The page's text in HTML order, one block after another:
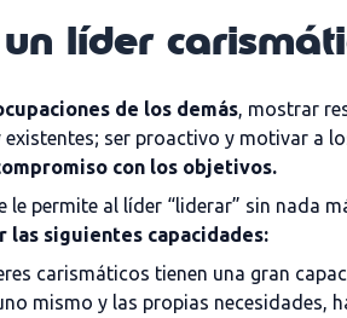
líder
de los demás, mostrar
ser proactivo y motivar a
con los objetivos.
permite al líder “liderar” sin nada
las siguientes capacidades:
carismáticos tienen una gran
mismo y las propias